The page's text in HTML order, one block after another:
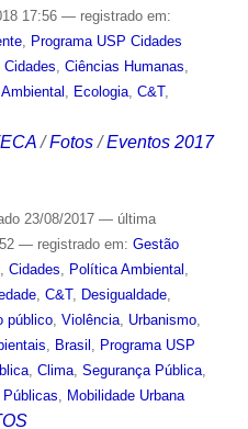
17:56 — registrado em:
,
Programa USP Cidades
Cidades Ciências Humanas
Ecologia, C&T,
/Fotos /Eventos 2017
23/08/2017 — última
— registrado em: Gestão
, Cidades Política Ambiental
, C&T, Desigualdade,
público, Violência, Urbanismo,
Brasil
Programa USP
, Clima, Segurança Pública,
Mobilidade Urbana